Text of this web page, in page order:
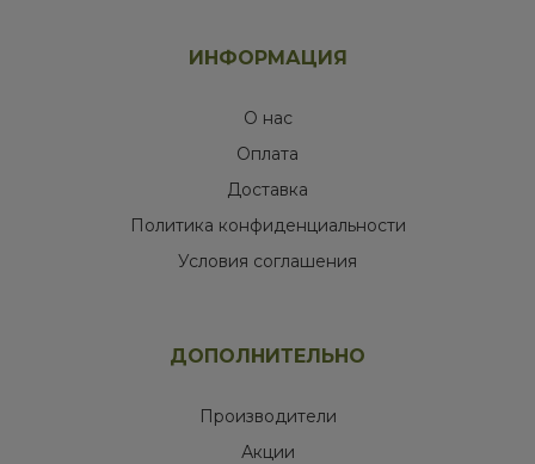
ИНФОРМАЦИЯ
О нас
Оплата
Доставка
Политика конфиденциальности
Условия соглашения
ДОПОЛНИТЕЛЬНО
Производители
Акции